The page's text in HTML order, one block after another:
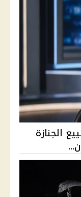
الجنازة